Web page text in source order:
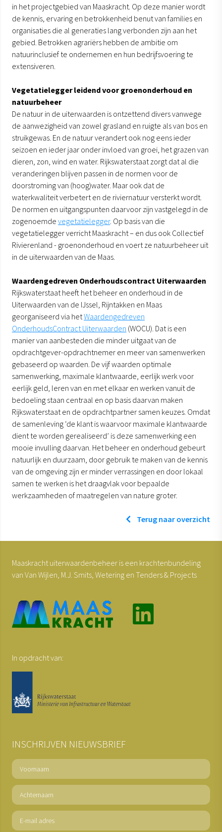
in het projectgebied van Maaskracht. Op deze manier wordt
de kennis, ervaring en betrokkenheid benut van families en
organisaties die al generaties lang verbonden zijn aan het
gebied. Betrokken agrariërs hebben de ambitie om
natuurinclusief te ondernemen en hun bedrijfsvoering te
extensiveren.
Vegetatielegger leidend voor groenonderhoud en
natuurbeheer
De natuur in de uiterwaarden is ontzettend divers vanwege
de aanwezigheid van zowel grasland en ruigte als van bos en
struikgewas. En de natuur verandert ook nog eens ieder
seizoen en ieder jaar onder invloed van groei, het grazen van
dieren, zon, wind en water. Rijkswaterstaat zorgt dat al die
veranderingen blijven passen in de normen voor de
doorstroming van (hoog)water. Maar ook dat de
waterkwaliteit verbetert en de riviernatuur versterkt wordt.
De normen en uitgangspunten daarvoor zijn vastgelegd in de
zogenoemde vegetatielegger. Op basis van die
vegetatielegger verricht Maaskracht – en dus ook Collectief
Rivierenland - groenonderhoud en voert ze natuurbeheer uit
in de uiterwaarden van de Maas.
Waardengedreven Onderhoudscontract Uiterwaarden
Rijkswaterstaat heeft het beheer en onderhoud in de
Uiterwaarden van de IJssel, Rijntakken en Maas
georganiseerd via hetWaardengedreven
OnderhoudsContract Uiterwaarden (WOCU). Dat is een
manier van aanbesteden die minder uitgaat van de
opdrachtgever-opdrachtnemer en meer van samenwerken
gebaseerd op waarden. De vijf waarden optimale
samenwerking, maximale klantwaarde, eerlijk werk voor
eerlijk geld, leren van en met elkaar en werken vanuit de
bedoeling staan centraal en op basis daarvan maken
Rijkswaterstaat en de opdrachtpartner samen keuzes. Omdat
de samenleving ‘de klant is waarvoor maximale klantwaarde
dient te worden gerealiseerd’ is deze samenwerking een
mooie invulling daarvan. Het beheer en onderhoud gebeurt
natuurlijk en duurzaam, door gebruik te maken van de kennis
van de omgeving zijn er minder verrassingen en door lokaal
samen te werken is het draagvlak voor bepaalde
werkzaamheden of maatregelen van nature groter.
Terug naar overzicht
Maaskracht uiterwaardenbeheer is een krachtenbundeling
van Van Wijlen, M.J. Smits, Wetering en Tenders & Projects
In opdracht van:
INSCHRIJVEN NIEUWSBRIEF